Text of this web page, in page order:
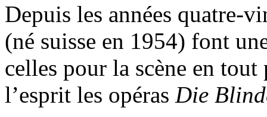
Depuis les années quatre-
(né suisse en 1954) font
celles pour la scène en
l’esprit les opéras Die